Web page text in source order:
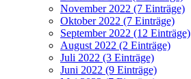
November 2022 (7 Einträge)
Oktober 2022 (7 Einträge)
September 2022 (12 Einträge)
August 2022 (2 Einträge)
Juli 2022 (3 Einträge)
Juni 2022 (9 Einträge)